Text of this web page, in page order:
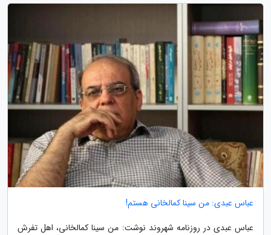
عباس عبدی: من سینا کمالخانی هستم!
عباس عبدی در روزنامه شهروند نوشت: من سینا کمالخانی، اهل تفرش